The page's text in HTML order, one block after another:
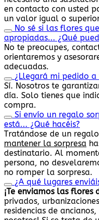
en contacto con usted
un valor igual o
No sé si las flores
apropiadas... ¿Qué
No te preocupes,
orientaremos y
adecuadas.
¿Llegará mi pedido a
Sí. Nosotros te
día. Solo tienes que
compra.
Si envío un regalo
está... ¿Qué hacéis?
Tratándose de un
mantener la sorpresa
destinatario. Al
persona, no
no romper la sorpresa.
¿A qué lugares
¡Te enviamos las flores
privados,
residencias de